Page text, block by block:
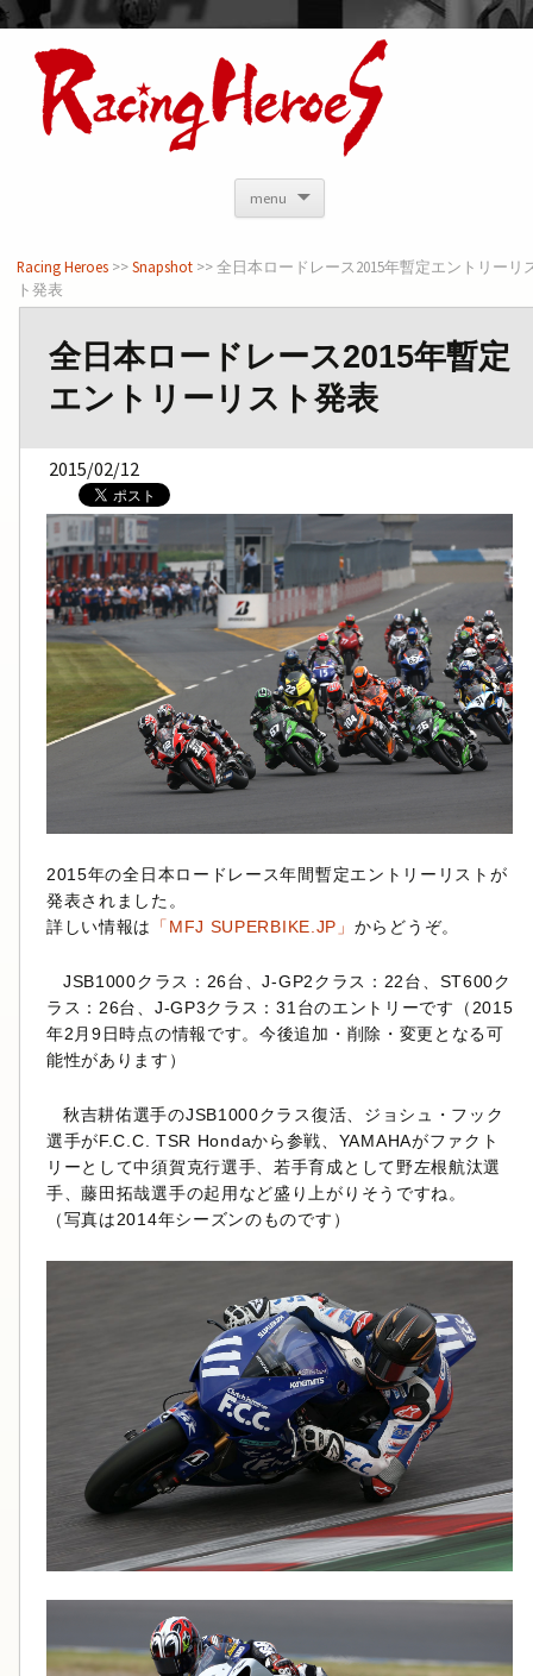
<
menu
Racing Heroes >>Snapshot >> 全日本ロードレース2015年暫定エントリーリ
ト発表
全日本ロードレース2015年暫定
エントリーリスト発表
2015/02/12
2015年の全日本ロードレース年間暫定エントリーリストが
発表されました。
詳しい情報は
「MFJ SUPERBIKE.JP」 からどうぞ。
JSB1000クラス：26台、J-GP2クラス：22台、ST600ク
ラス：26台、J-GP3クラス：31台のエントリーです（2015
年2月9日時点の情報です。今後追加・削除・変更となる可
能性があります）
秋吉耕佑選手のJSB1000クラス復活、ジョシュ・フック
選手がF.C.C. TSR Hondaから参戦、YAMAHAがファクト
リーとして中須賀克行選手、若手育成として野左根航汰選
手、藤田拓哉選手の起用など盛り上がりそうですね。
（写真は2014年シーズンのものです）